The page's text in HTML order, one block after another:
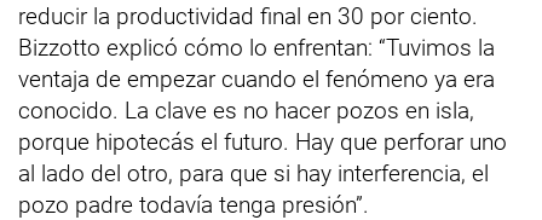
reducir la productividad final en 30 por ciento.
Bizzotto explicó cómo lo enfrentan: “Tuvimos la
ventaja de empezar cuando el fenómeno ya era
conocido. La clave es no hacer pozos en isla,
porque hipotecás el futuro. Hay que perforar uno
al lado del otro, para que si hay interferencia, el
pozo padre todavía tenga presión”.